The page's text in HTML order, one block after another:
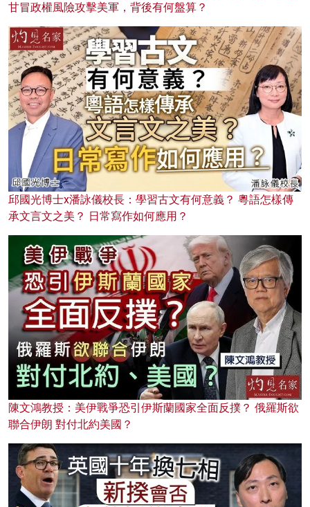
甘冒政權風險攻擊美軍，背後有何盤算？
邱國光博士x潘詠儀校長：學習古文有何意義？ 粵語怎樣傳
承文言文之美？ 日常寫作如何應用？
陳文鴻教授：美伊戰爭恐引伊斯蘭國家全面反撲？ 俄羅斯欲
聯合伊朗 對付北約美國？